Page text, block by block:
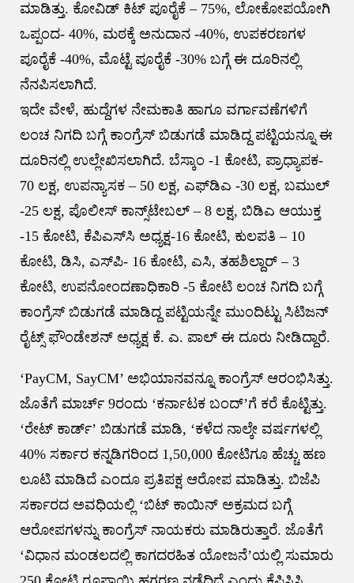
ಮಾಡಿತ್ತು. ಕೋವಿಡ್ ಕಿಟ್ ಪೂರೈಕೆ – 75%, ಲೋಕೋಪಯೋಗಿ
ಒಪ್ಪಂದ- 40%, ಮಠಕ್ಕೆ ಅನುದಾನ -40%, ಉಪಕರಣಗಳ
ಪೂರೈಕೆ -40%, ಮೊಟ್ಟೆ ಪೂರೈಕೆ -30% ಬಗ್ಗೆ ಈ ದೂರಿನಲ್ಲಿ
ನೆನಪಿಸಲಾಗಿದೆ.
ಇದೇ ವೇಳೆ, ಹುದ್ದೆಗಳ ನೇಮಕಾತಿ ಹಾಗೂ ವರ್ಗಾವಣೆಗಳಿಗೆ
ಲಂಚ ನಿಗದಿ ಬಗ್ಗೆ ಕಾಂಗ್ರೆಸ್ ಬಿಡುಗಡೆ ಮಾಡಿದ್ದ ಪಟ್ಟಿಯನ್ನೂ ಈ
ದೂರಿನಲ್ಲಿ ಉಲ್ಲೇಖಿಸಲಾಗಿದೆ. ಬೆಸ್ಕಾಂ -1 ಕೋಟಿ, ಪ್ರಾಧ್ಯಾಪಕ-
70 ಲಕ್ಷ, ಉಪನ್ಯಾಸಕ – 50 ಲಕ್ಷ, ಎಫ್‌ಡಿ‌ಎ -30 ಲಕ್ಷ, ಬಮುಲ್
-25 ಲಕ್ಷ, ಪೊಲೀಸ್ ಕಾನ್ಸ್‌ಟೇಬಲ್ – 8 ಲಕ್ಷ, ಬಿಡಿಎ ಆಯುಕ್ತ
-15 ಕೋಟಿ, ಕೆಪಿಎಸ್‌ಸಿ ಅಧ್ಯಕ್ಷ-16 ಕೋಟಿ, ಕುಲಪತಿ – 10
ಕೋಟಿ, ಡಿಸಿ, ಎಸ್‌ಪಿ- 16 ಕೋಟಿ, ಎಸಿ, ತಹಶಿಲ್ದಾರ್ – 3
ಕೋಟಿ, ಉಪನೋಂದಣಾಧಿಕಾರಿ -5 ಕೋಟಿ ಲಂಚ ನಿಗದಿ ಬಗ್ಗೆ
ಕಾಂಗ್ರೆಸ್ ಬಿಡುಗಡೆ ಮಾಡಿದ್ದ ಪಟ್ಟಿಯನ್ನೇ ಮುಂದಿಟ್ಟು ಸಿಟಿಜನ್
ರೈಟ್ಸ್ ಫೌಂಡೇಶನ್ ಅಧ್ಯಕ್ಷ ಕೆ. ಎ. ಪಾಲ್ ಈ ದೂರು ನೀಡಿದ್ದಾರೆ.
‘PayCM, SayCM’ ಅಭಿಯಾನವನ್ನೂ ಕಾಂಗ್ರೆಸ್ ಆರಂಭಿಸಿತ್ತು.
ಜೊತೆಗೆ ಮಾರ್ಚ್ 9ರಂದು ‘ಕರ್ನಾಟಕ ಬಂದ್’ಗೆ ಕರೆ ಕೊಟ್ಟಿತ್ತು.
‘ರೇಟ್ ಕಾರ್ಡ್’ ಬಿಡುಗಡೆ ಮಾಡಿ, ‘ಕಳೆದ ನಾಲ್ಕೇ ವರ್ಷಗಳಲ್ಲಿ
40% ಸರ್ಕಾರ ಕನ್ನಡಿಗರಿಂದ 1,50,000 ಕೋಟಿಗೂ ಹೆಚ್ಚು ಹಣ
ಲೂಟಿ ಮಾಡಿದೆ ಎಂದೂ ಪ್ರತಿಪಕ್ಷ ಆರೋಪ ಮಾಡಿತ್ತು. ಬಿಜೆಪಿ
ಸರ್ಕಾರದ ಅವಧಿಯಲ್ಲಿ ‘ಬಿಟ್ ಕಾಯಿನ್ ಅಕ್ರಮದ ಬಗ್ಗೆ
ಆರೋಪಗಳನ್ನು ಕಾಂಗ್ರೆಸ್ ನಾಯಕರು ಮಾಡಿರುತ್ತಾರೆ. ಜೊತೆಗೆ
‘ವಿಧಾನ ಮಂಡಲದಲ್ಲಿ ಕಾಗದರಹಿತ ಯೋಜನೆ’ಯಲ್ಲಿ ಸುಮಾರು